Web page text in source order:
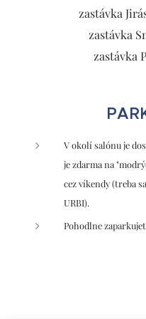
zastávka
zastávka
zastávka
V okolí salónu je
je zdarma na
cez víkendy (treba
URBI).
Pohodlne